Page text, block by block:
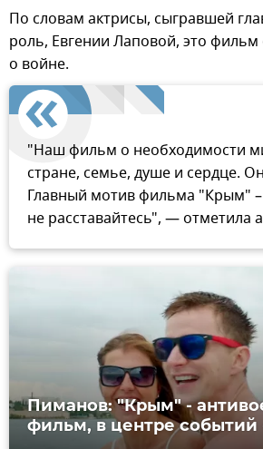
По словам актрисы, сыгравшей
роль, Евгении Лаповой, это
о войне.
"Наш фильм о необходимости
стране, семье, душе и сердце.
Главный мотив фильма "Крым"
не расставайтесь", — отметила
Пиманов: "Крым" -
фильм, в центре событий